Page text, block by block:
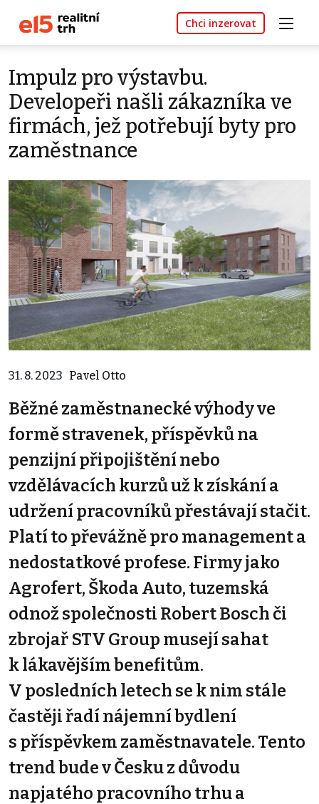
Chci inzerovat
Impulz pro výstavbu.
Developeři našli zákazníka ve
firmách, jež potřebují byty pro
zaměstnance
31. 8. 2023 Pavel Otto
Běžné zaměstnanecké výhody ve
formě stravenek, příspěvků na
penzijní připojištění nebo
vzdělávacích kurzů už k získání a
udržení pracovníků přestávají stačit.
Platí to převážně pro management a
nedostatkové profese. Firmy jako
Agrofert, Škoda Auto, tuzemská
odnož společnosti Robert Bosch či
zbrojař STV Group musejí sahat
k lákavějším benefitům.
V posledních letech se k nim stále
častěji řadí nájemní bydlení
s příspěvkem zaměstnavatele. Tento
trend bude v Česku z důvodu
napjatého pracovního trhu a